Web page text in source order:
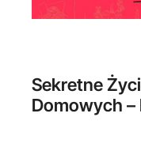
Sekretne
Domowych –